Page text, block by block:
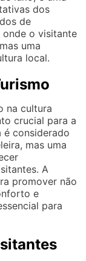
dos
de
onde o visitante
uma
local.
na cultura
crucial para a
é considerado
mas uma
A
promover não
e
para